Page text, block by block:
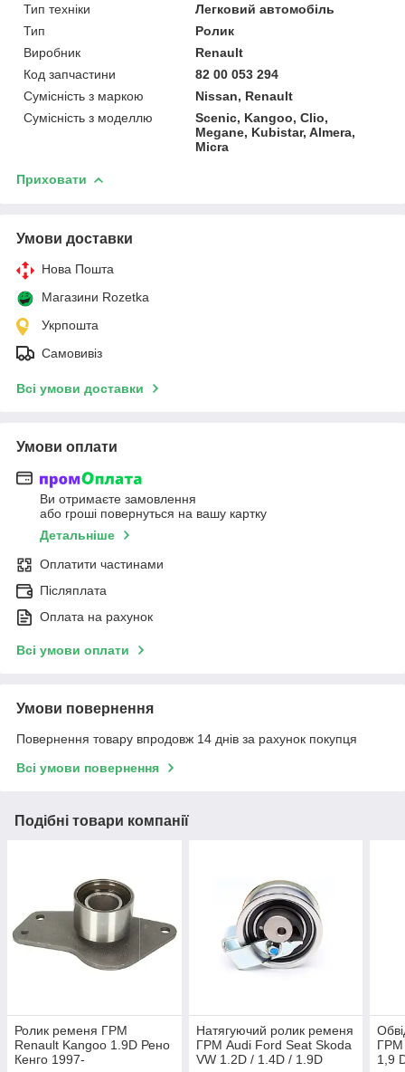
Тип техніки
Легковий автомобіль
Тип
Ролик
Виробник
Renault
Код запчастини
82 00 053 294
Сумісність з маркою
Nissan, Renault
Сумісність з моделлю
Scenic, Kangoo, Clio,
Megane, Kubistar, Almera,
Micra
Приховати
Умови доставки
Нова Пошта
Магазини Rozetka
Укрпошта
Самовивіз
Всі умови доставки
Умови оплати
Ви отримаєте замовлення
або гроші повернуться на вашу картку
Детальніше
Оплатити частинами
Післяплата
Оплата на рахунок
Всі умови оплати
Умови повернення
Повернення товару впродовж 14 днів за рахунок покупця
Всі умови повернення
Подібні товари компанії
Ролик ременя ГРМ
Renault Kangoo 1.9D Рено
Кенго 1997-
Натягуючий ролик ременя
ГРМ Audi Ford Seat Skoda
VW 1.2D / 1.4D / 1.9D
ГРМ
1,9